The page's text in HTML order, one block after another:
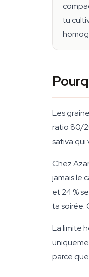
tu
Les
ratio 80/
sativa qui
Chez
jamais le
et 24 %
ta soirée.
La limite
parce